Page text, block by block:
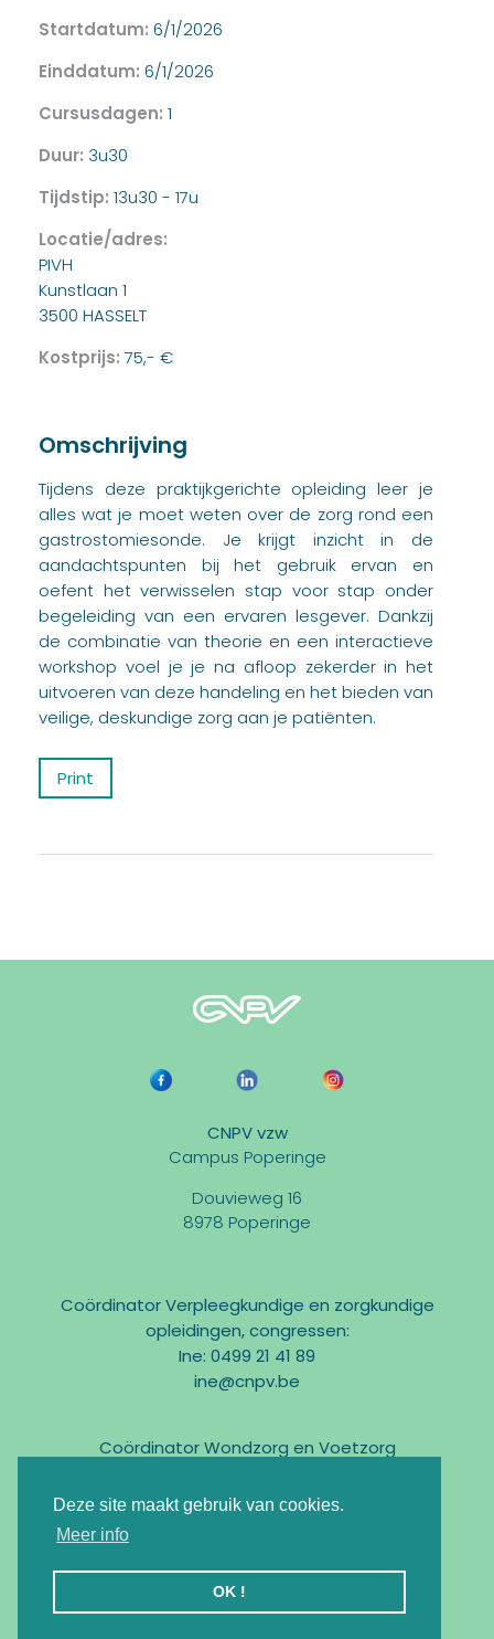
Deze site maakt gebruik van cookies.
Meer info
OK !
Startdatum: 6/1/2026
Einddatum: 6/1/2026
Cursusdagen: 1
Duur: 3u30
Tijdstip: 13u30 - 17u
Locatie/adres:
PIVH
Kunstlaan 1
3500 HASSELT
Kostprijs: 75,- €
Omschrijving
Tijdens deze praktijkgerichte opleiding leer je
alles wat je moet weten over de zorg rond een
gastrostomiesonde. Je krijgt inzicht in de
aandachtspunten bij het gebruik ervan en
oefent het verwisselen stap voor stap onder
begeleiding van een ervaren lesgever. Dankzij
de combinatie van theorie en een interactieve
workshop voel je je na afloop zekerder in het
uitvoeren van deze handeling en het bieden van
veilige, deskundige zorg aan je patiënten.
Print
CNPV vzw
Campus Poperinge
Douvieweg 16
8978 Poperinge
Coördinator Verpleegkundige en zorgkundige
opleidingen, congressen:
Ine: 0499 21 41 89
ine@cnpv.be
Coördinator Wondzorg en Voetzorg
marc@cnpv.be
Registratie KMO-Portefeuille : DV.O105524